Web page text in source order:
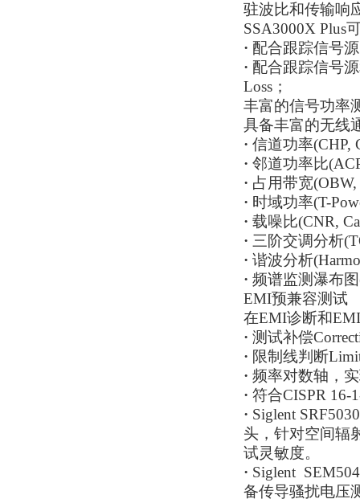
驻波比和传输响
SSA3000X Plus
· 配合跟踪信号
· 配合跟踪信号
Loss；
丰富的信号功率
具备丰富的无线
· 信道功率(CHP,
· 邻道功率比
· 占用带宽
· 时域功率(T-
· 载噪比(CNR,
· 三阶交调分析
· 谐波分析
· 频谱监测瀑布
EMI预兼容测试
在EMI诊断和
· 测试补偿
· 限制线判断
· 频率对数轴，
· 符合CISPR
· Siglent
头，针对空间辐
试灵敏度。
· Siglent
备传导骚扰电压